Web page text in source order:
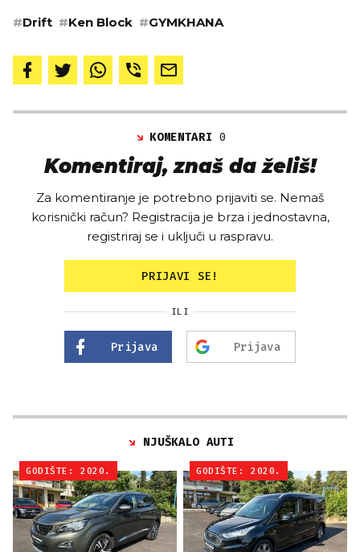
#Drift #Ken Block #GYMKHANA
KOMENTARI0
Komentiraj, znaš da želiš!
Za komentiranje je potrebno prijaviti se. Nemaš
korisnički račun? Registracija je brza i jednostavna,
registriraj se i uključi u raspravu.
PRIJAVI SE!
ILI
Prijava Prijava
NJUŠKALO AUTI
GODIŠTE: 2020. GODIŠTE: 2020.